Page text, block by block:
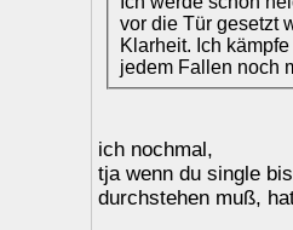
vor die Tür gesetzt
Klarheit. Ich
jedem Fallen noch
ich nochmal,
tja wenn du single
durchstehen muß,